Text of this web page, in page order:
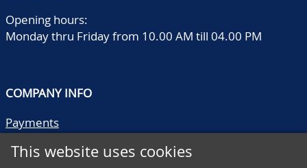
Opening hours:
Monday thru Friday from 10.00 AM till 04.00 PM
COMPANY INFO
Payments
Literature
This website uses cookies